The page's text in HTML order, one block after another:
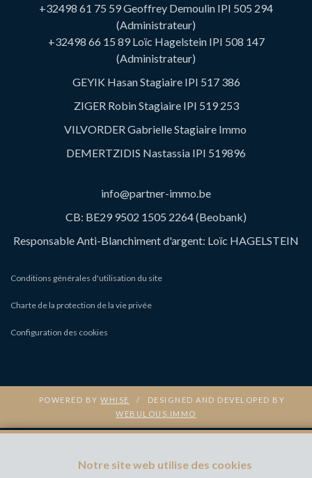
Notre site web utilise des cookies
+32498 61 75 59 Geoffrey Demoulin IPI 505 294
(Administrateur)
+32498 66 15 89 Loïc Hagelstein IPI 508 147
(Administrateur)
GEYIK Hasan Stagiaire IPI 517 386
ZIGER Robin Stagiaire IPI 519 253
VILVORDER Gabrielle Stagiaire Immo
DEMERTZIDIS Nastassia IPI 519896
info@partner-immo.be
CB: BE29 9502 1505 2264 (Beobank)
Responsable Anti-Blanchiment d'argent: Loïc HAGELSTEIN
Conditions générales d'utilisation du site
Charte de la protection de la vie privée
Configuration des cookies
POWERED BYWHISE
DESIGNED AND DEVELOPED BY
WEBULOUS.IMMO